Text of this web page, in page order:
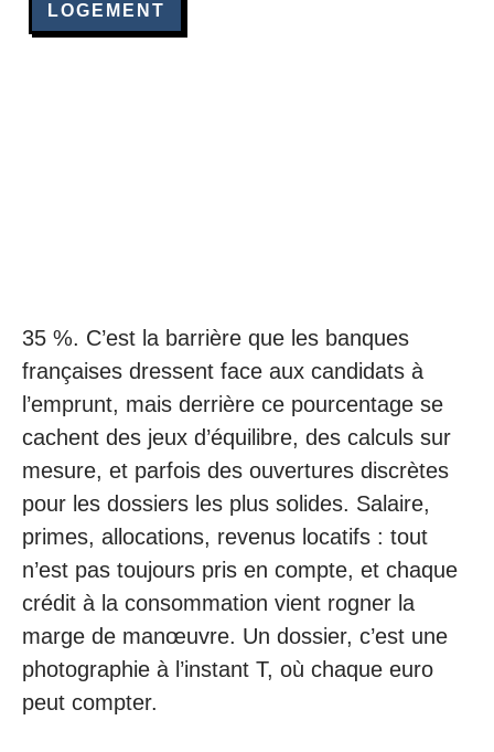
LOGEMENT
35 %. C’est la barrière que les banques
françaises dressent face aux candidats à
l’emprunt, mais derrière ce pourcentage se
cachent des jeux d’équilibre, des calculs sur
mesure, et parfois des ouvertures discrètes
pour les dossiers les plus solides. Salaire,
primes, allocations, revenus locatifs : tout
n’est pas toujours pris en compte, et chaque
crédit à la consommation vient rogner la
marge de manœuvre. Un dossier, c’est une
photographie à l’instant T, où chaque euro
peut compter.